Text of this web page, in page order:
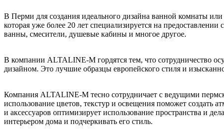
В Перми для создания идеального дизайна ванной комнаты
которая уже более 20 лет специализируется на
ванны, смесители, душевые кабины и многое другое.
В компании ALTALINE-M гордятся тем, что сотрудничество
дизайном. Это лучшие образцы европейского стиля и
Компания ALTALINE-M тесно сотрудничает с ведущими
использование цветов, текстур и освещения поможет создать
и аксессуаров оптимизирует использование пространства и
интерьером дома и подчеркивать его стиль.